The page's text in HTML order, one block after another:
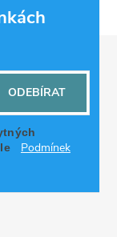
Podmínek
ODEBÍRAT